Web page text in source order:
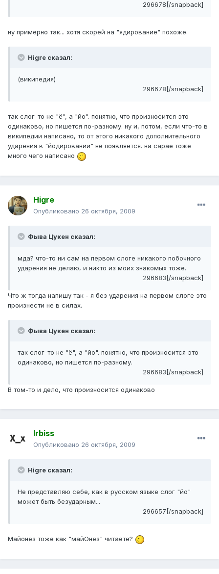
296678[/snapback]
ну примерно так... хотя скорей на "ядирование" похоже.
Higre сказал:
(википедия)
296678[/snapback]
так слог-то не "ё", а "йо". понятно, что произносится это
одинаково, но пишется по-разному. ну и, потом, если что-то в
википедии написано, то от этого никакого дополнительного
ударения в "йодировании" не появляется. на сарае тоже
много чего написано
Higre
Опубликовано 26 октября, 2009
Фыва Цукен сказал:
мда? что-то ни сам на первом слоге никакого побочного
ударения не делаю, и никто из моих знакомых тоже.
296683[/snapback]
Что ж тогда напишу так - я без ударения на первом слоге это
произнести не в силах.
Фыва Цукен сказал:
так слог-то не "ё", а "йо". понятно, что произносится это
одинаково, но пишется по-разному.
296683[/snapback]
В том-то и дело, что произносится одинаково
Irbiss
Опубликовано 26 октября, 2009
Higre сказал:
Не представляю себе, как в русском языке слог "йо"
может быть безударным...
296657[/snapback]
Майонез тоже как "майОнез" читаете?